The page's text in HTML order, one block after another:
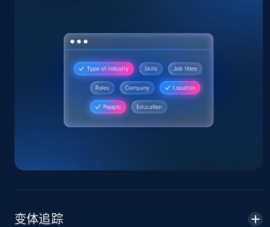
2.1K+ 立即开始
Amazon products global dataset - Collects
products by specific category URL
2.1K+ 375+ 立即开始
变体追踪